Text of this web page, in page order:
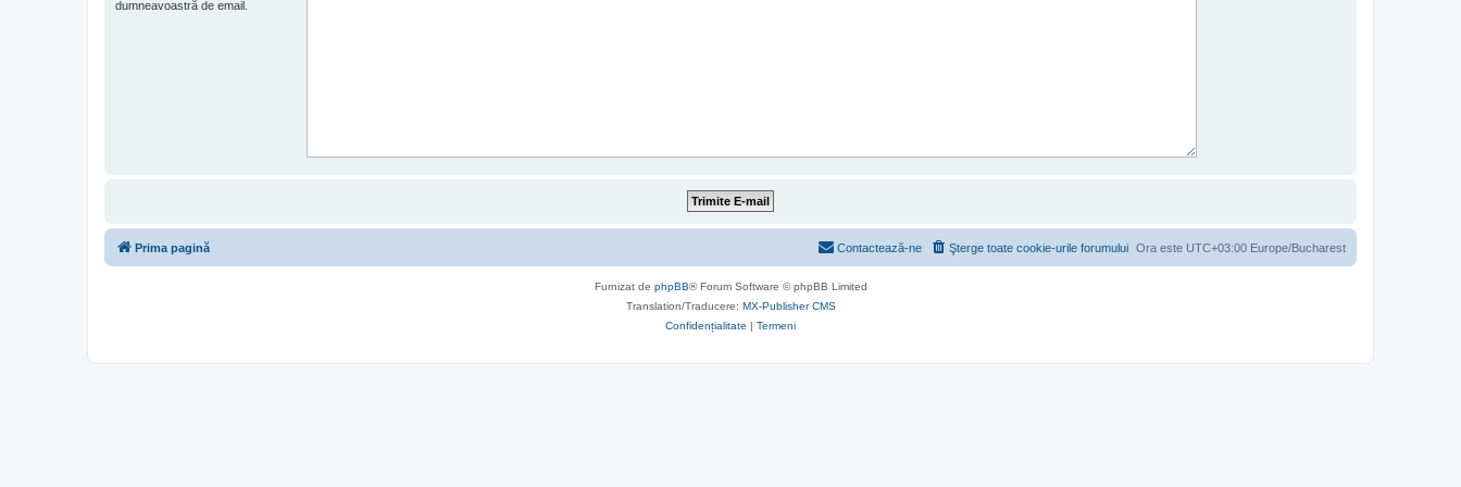
dumneavoastră de email.
Prima pagină Ora este UTC+03:00 Europe/Bucharest
Şterge toate cookie-urile forumului
Contactează-ne
Furnizat de phpBB® Forum Software © phpBB Limited
Translation/Traducere: MX-Publisher CMS
Confidențialitate | Termeni